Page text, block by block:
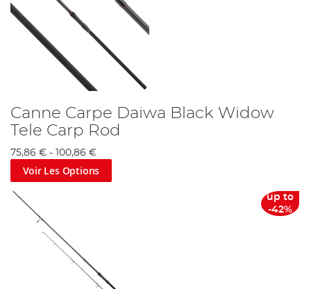
Canne Carpe Daiwa Black Widow
Tele Carp Rod
75,86 € - 100,86 €
Voir Les Options
up to
-42%